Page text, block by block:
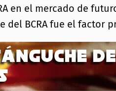
en el mercado de
del BCRA fue el factor